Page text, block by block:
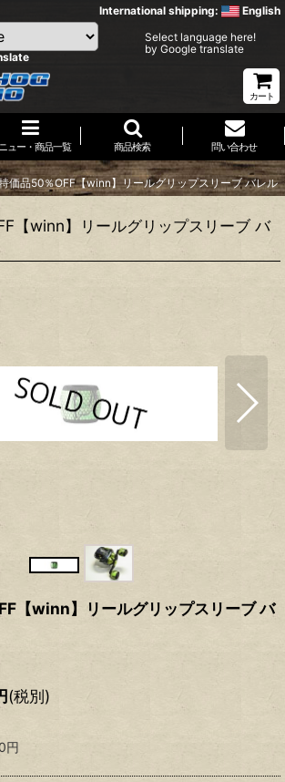
International shipping: English
Select language here!
by Google translate
カート
ュー・商品一覧 商品検索 問い合わせ
価品50％OFF【winn】リールグリップスリーブ バレル
【winn】リールグリップスリーブ バ
【winn】リールグリップスリーブ バ
(税別)
円